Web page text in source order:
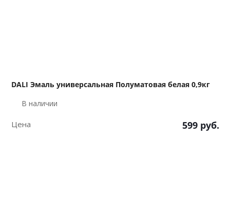
DALI Эмаль универсальная Полуматовая белая 0,9кг
В наличии
Цена 599 руб.